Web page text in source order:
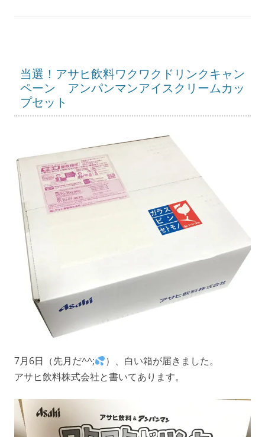
当選！アサヒ飲料ワクワクドリンクキャン
ペーン アンパンマンアイスクリームカッ
プセット
7月6日（先月だ^^;
）、白い箱が届きました。
アサヒ飲料株式会社と書いてあります。